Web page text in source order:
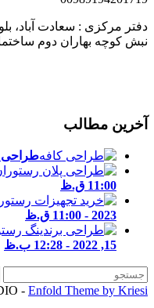
مرکزی : سعادت آباد، بلوار
کوچه بهاران دوم
مطالب
طراحی
11:00 ق.ظ
2023 - 11:00 ق.ظ
15, 2022 - 12:28 ب.ظ
-Enfold Theme by